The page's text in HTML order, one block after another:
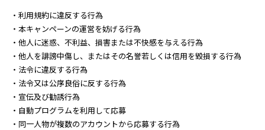
・利用規約に違反する行為
・本キャンペーンの運営を妨げる行為
・他人に迷惑、不利益、損害または不快感を与える行為
・他人を誹謗中傷し、またはその名誉若しくは信用を毀損する行為
・法令に違反する行為
・法令又は公序良俗に反する行為
・宣伝及び勧誘行為
・自動プログラムを利用して応募
・同一人物が複数のアカウントから応募する行為